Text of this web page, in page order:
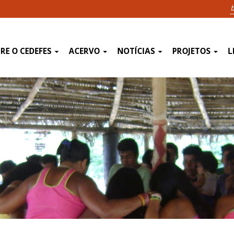
O CEDEFES ACERVO NOTÍCIAS PROJETOS